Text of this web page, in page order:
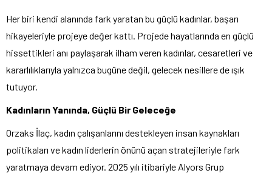
Her biri kendi alanında fark yaratan bu güçlü kadınlar, başarı
hikayeleriyle projeye değer kattı. Projede hayatlarında en güçlü
hissettikleri anı paylaşarak ilham veren kadınlar, cesaretleri ve
kararlılıklarıyla yalnızca bugüne değil, gelecek nesillere de ışık
tutuyor.
Kadınların Yanında, Güçlü Bir Geleceğe
Orzaks İlaç, kadın çalışanlarını destekleyen insan kaynakları
politikaları ve kadın liderlerin önünü açan stratejileriyle fark
yaratmaya devam ediyor. 2025 yılı itibariyle Alyors Grup